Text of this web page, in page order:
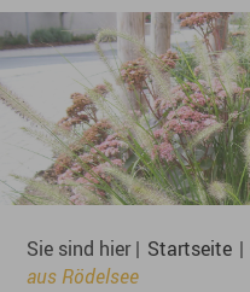
Sie sind hier | Startseite |
aus Rödelsee